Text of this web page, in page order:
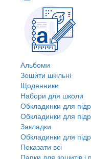
Альбоми
Зошити шкільні
Щоденники
Набори для школи
Обкладинки для
Обкладинки для
Закладки
Обкладинки для
Показати всі